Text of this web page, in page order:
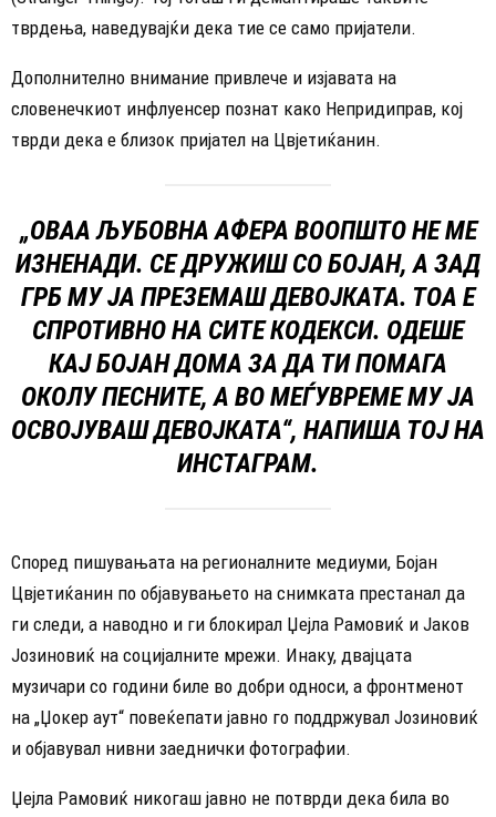
тврдења, наведувајќи дека тие се само пријатели.
Дополнително внимание привлече и изјавата на
словенечкиот инфлуенсер познат како Непридиправ, кој
тврди дека е близок пријател на Цвјетиќанин.
„ОВАА ЉУБОВНА АФЕРА ВООПШТО НЕ МЕ
ИЗНЕНАДИ. СЕ ДРУЖИШ СО БОЈАН, А ЗАД
ГРБ МУ ЈА ПРЕЗЕМАШ ДЕВОЈКАТА. ТОА Е
СПРОТИВНО НА СИТЕ КОДЕКСИ. ОДЕШЕ
КАЈ БОЈАН ДОМА ЗА ДА ТИ ПОМАГА
ОКОЛУ ПЕСНИТЕ, А ВО МЕЃУВРЕМЕ МУ ЈА
ОСВОЈУВАШ ДЕВОЈКАТА“, НАПИША ТОЈ НА
ИНСТАГРАМ.
Според пишувањата на регионалните медиуми, Бојан
Цвјетиќанин по објавувањето на снимката престанал да
ги следи, а наводно и ги блокирал Џејла Рамовиќ и Јаков
Јозиновиќ на социјалните мрежи. Инаку, двајцата
музичари со години биле во добри односи, а фронтменот
на „Џокер аут“ повеќепати јавно го поддржувал Јозиновиќ
и објавувал нивни заеднички фотографии.
Џејла Рамовиќ никогаш јавно не потврди дека била во